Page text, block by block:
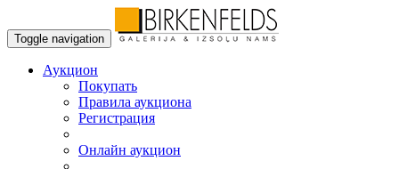
Toggle navigation
Аукцион
Пoкупать
Правила аукциона
Регистрация
Онлайн аукцион